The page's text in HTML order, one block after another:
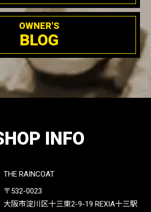
OWNER'S
BLOG
INFO
THE RAINCOAT
〒532-0023
大阪市淀川区十三東2-9-19 REXIA十三駅